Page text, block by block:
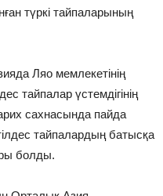
түркі тайпаларының
Ляо мемлекетiнiң
тайпалар үстемдiгiнiң
сахнасында пайда
тайпалардың батысқа
болды.